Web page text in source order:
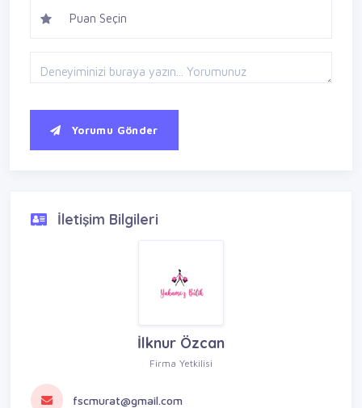
Yorumu Gönder
İletişim Bilgileri
İlknur Özcan
Firma Yetkilisi
fscmurat@gmail.com